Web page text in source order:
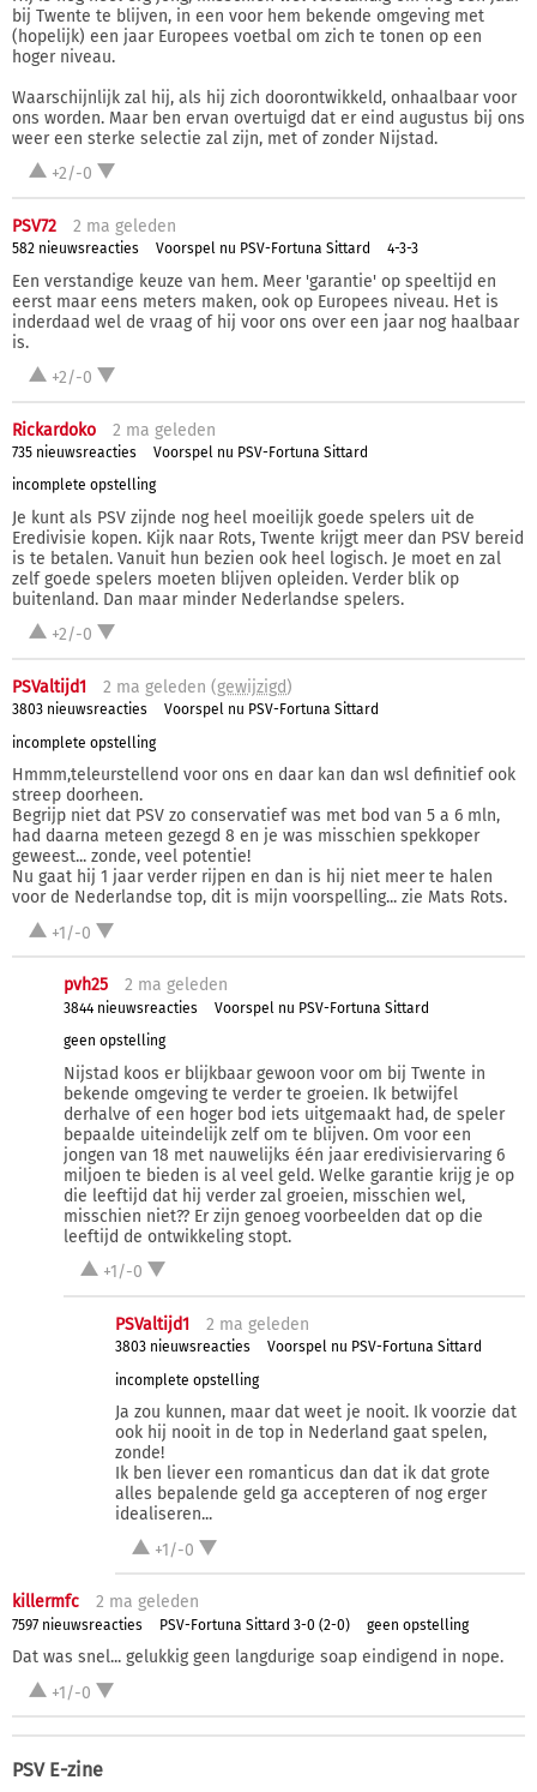
bij Twente te blijven, in een voor hem bekende omgeving met
(hopelijk) een jaar Europees voetbal om zich te tonen op een
hoger niveau.
Waarschijnlijk zal hij, als hij zich doorontwikkeld, onhaalbaar voor
ons worden. Maar ben ervan overtuigd dat er eind augustus bij ons
weer een sterke selectie zal zijn, met of zonder Nijstad.
+2/-0
PSV72 2 ma geleden
582 nieuwsreacties Voorspel nu PSV-Fortuna Sittard 4-3-3
Een verstandige keuze van hem. Meer 'garantie' op speeltijd en
eerst maar eens meters maken, ook op Europees niveau. Het is
inderdaad wel de vraag of hij voor ons over een jaar nog haalbaar
is.
+2/-0
Rickardoko 2 ma geleden
735 nieuwsreacties
Voorspel nu PSV-Fortuna Sittard
incomplete opstelling
Je kunt als PSV zijnde nog heel moeilijk goede spelers uit de
Eredivisie kopen. Kijk naar Rots, Twente krijgt meer dan PSV bereid
is te betalen. Vanuit hun bezien ook heel logisch. Je moet en zal
zelf goede spelers moeten blijven opleiden. Verder blik op
buitenland. Dan maar minder Nederlandse spelers.
+2/-0
PSValtijd1 2 ma geleden (gewijzigd)
3803 nieuwsreacties
Voorspel nu PSV-Fortuna Sittard
incomplete opstelling
Hmmm,teleurstellend voor ons en daar kan dan wsl definitief ook
streep doorheen.
Begrijp niet dat PSV zo conservatief was met bod van 5 a 6 mln,
had daarna meteen gezegd 8 en je was misschien spekkoper
geweest... zonde, veel potentie!
Nu gaat hij 1 jaar verder rijpen en dan is hij niet meer te halen
voor de Nederlandse top, dit is mijn voorspelling... zie Mats Rots.
+1/-0
pvh25 2 ma geleden
3844 nieuwsreacties
Voorspel nu PSV-Fortuna Sittard
geen opstelling
Nijstad koos er blijkbaar gewoon voor om bij Twente in
bekende omgeving te verder te groeien. Ik betwijfel
derhalve of een hoger bod iets uitgemaakt had, de speler
bepaalde uiteindelijk zelf om te blijven. Om voor een
jongen van 18 met nauwelijks één jaar eredivisiervaring 6
miljoen te bieden is al veel geld. Welke garantie krijg je op
die leeftijd dat hij verder zal groeien, misschien wel,
misschien niet?? Er zijn genoeg voorbeelden dat op die
leeftijd de ontwikkeling stopt.
+1/-0
PSValtijd1 2 ma geleden
3803 nieuwsreacties
Voorspel nu PSV-Fortuna Sittard
incomplete opstelling
Ja zou kunnen, maar dat weet je nooit. Ik voorzie dat
ook hij nooit in de top in Nederland gaat spelen,
zonde!
Ik ben liever een romanticus dan dat ik dat grote
alles bepalende geld ga accepteren of nog erger
idealiseren...
+1/-0
killermfc 2 ma geleden
7597 nieuwsreacties PSV-Fortuna Sittard 3-0 (2-0) geen opstelling
Dat was snel... gelukkig geen langdurige soap eindigend in nope.
+1/-0
PSV E-zine